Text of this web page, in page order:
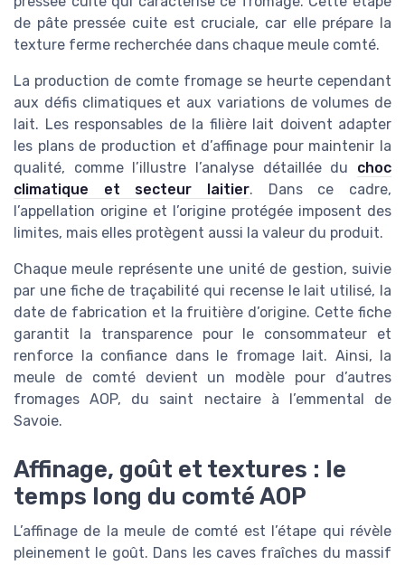
de pâte pressée cuite est cruciale, car elle prépare la
texture ferme recherchée dans chaque meule comté.
La production de comte fromage se heurte cependant
aux défis climatiques et aux variations de volumes de
lait. Les responsables de la filière lait doivent adapter
les plans de production et d’affinage pour maintenir la
qualité, comme l’illustre l’analyse détaillée du choc
climatique et secteur laitier. Dans ce cadre,
l’appellation origine et l’origine protégée imposent des
limites, mais elles protègent aussi la valeur du produit.
Chaque meule représente une unité de gestion, suivie
par une fiche de traçabilité qui recense le lait utilisé, la
date de fabrication et la fruitière d’origine. Cette fiche
garantit la transparence pour le consommateur et
renforce la confiance dans le fromage lait. Ainsi, la
meule de comté devient un modèle pour d’autres
fromages AOP, du saint nectaire à l’emmental de
Savoie.
Affinage, goût et textures : le
temps long du comté AOP
L’affinage de la meule de comté est l’étape qui révèle
pleinement le goût. Dans les caves fraîches du massif